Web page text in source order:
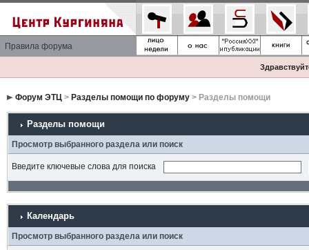
Правила форума
Форум ЭТЦ> Разделы помощи по форуму> Разделы помощи
Разделы помощи
Просмотр выбранного раздела или поиск
Введите ключевые слова для поиска
Календарь
Просмотр выбранного раздела или поиск